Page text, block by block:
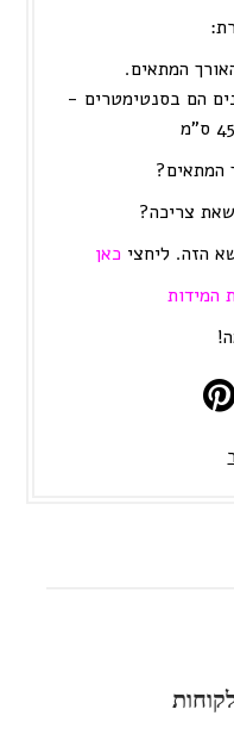
המתאים.
הם בסנטימטרים -
המתאים?
צריכה?
הזה. ליחצי כאן
המידות